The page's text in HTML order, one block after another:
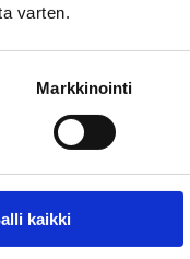
varten.
Markkinointi
kaikki
RAKE Henkilöportti